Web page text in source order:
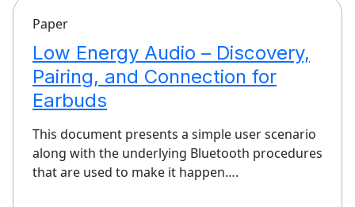
Paper
Low Energy Audio – Discovery,
Pairing, and Connection for
Earbuds
This document presents a simple user scenario
along with the underlying Bluetooth procedures
that are used to make it happen….